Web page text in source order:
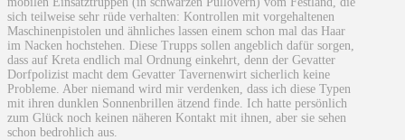
sich teilweise sehr rüde verhalten: Kontrollen mit vorgehaltenen
Maschinenpistolen und ähnliches lassen einem schon mal das Haar
im Nacken hochstehen. Diese Trupps sollen angeblich dafür sorgen,
dass auf Kreta endlich mal Ordnung einkehrt, denn der Gevatter
Dorfpolizist macht dem Gevatter Tavernenwirt sicherlich keine
Probleme. Aber niemand wird mir verdenken, dass ich diese Typen
mit ihren dunklen Sonnenbrillen ätzend finde. Ich hatte persönlich
zum Glück noch keinen näheren Kontakt mit ihnen, aber sie sehen
schon bedrohlich aus.